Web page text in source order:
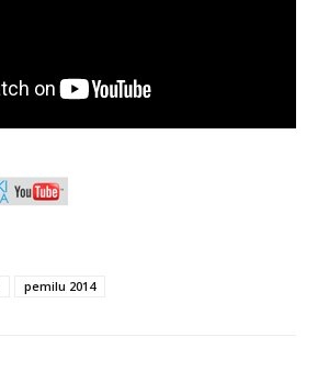
pemilu 2014